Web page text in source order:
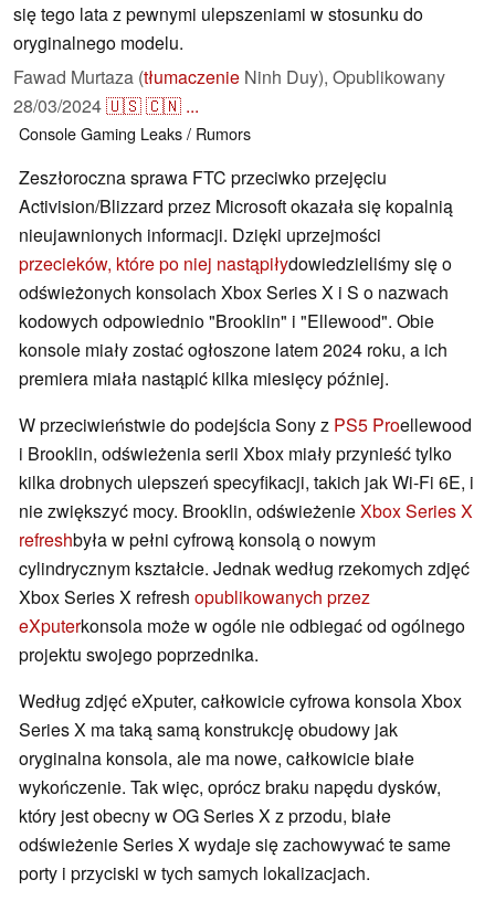
się tego lata z pewnymi ulepszeniami w stosunku do
oryginalnego modelu.
Fawad Murtaza (tłumaczenie Ninh Duy), Opublikowany
28/03/2024🇺🇸🇨🇳 ...
ConsoleGaming Leaks / Rumors
Zeszłoroczna sprawa FTC przeciwko przejęciu
Activision/Blizzard przez Microsoft okazała się kopalnią
nieujawnionych informacji. Dzięki uprzejmości
przecieków, które po niej nastąpiłydowiedzieliśmy się o
odświeżonych konsolach Xbox Series X i S o nazwach
kodowych odpowiednio "Brooklin" i "Ellewood". Obie
konsole miały zostać ogłoszone latem 2024 roku, a ich
premiera miała nastąpić kilka miesięcy później.
W przeciwieństwie do podejścia Sony z PS5 Proellewood
i Brooklin, odświeżenia serii Xbox miały przynieść tylko
kilka drobnych ulepszeń specyfikacji, takich jak Wi-Fi 6E, i
nie zwiększyć mocy. Brooklin, odświeżenieXbox Series X
refreshbyła w pełni cyfrową konsolą o nowym
cylindrycznym kształcie. Jednak według rzekomych zdjęć
Xbox Series X refresh opublikowanych przez
eXputerkonsola może w ogóle nie odbiegać od ogólnego
projektu swojego poprzednika.
Według zdjęć eXputer, całkowicie cyfrowa konsola Xbox
Series X ma taką samą konstrukcję obudowy jak
oryginalna konsola, ale ma nowe, całkowicie białe
wykończenie. Tak więc, oprócz braku napędu dysków,
który jest obecny w OG Series X z przodu, białe
odświeżenie Series X wydaje się zachowywać te same
porty i przyciski w tych samych lokalizacjach.